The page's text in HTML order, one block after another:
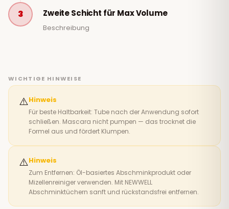
3 Zweite Schicht für Max Volume
Beschreibung
WICHTIGE HINWEISE
⚠️Hinweis
Für beste Haltbarkeit: Tube nach der Anwendung sofort
schließen. Mascara nicht pumpen — das trocknet die
Formel aus und fördert Klumpen.
⚠️Hinweis
Zum Entfernen: Öl-basiertes Abschminkprodukt oder
Mizellenreiniger verwenden. Mit NEWWELL
Abschminktüchern sanft und rückstandsfrei entfernen.